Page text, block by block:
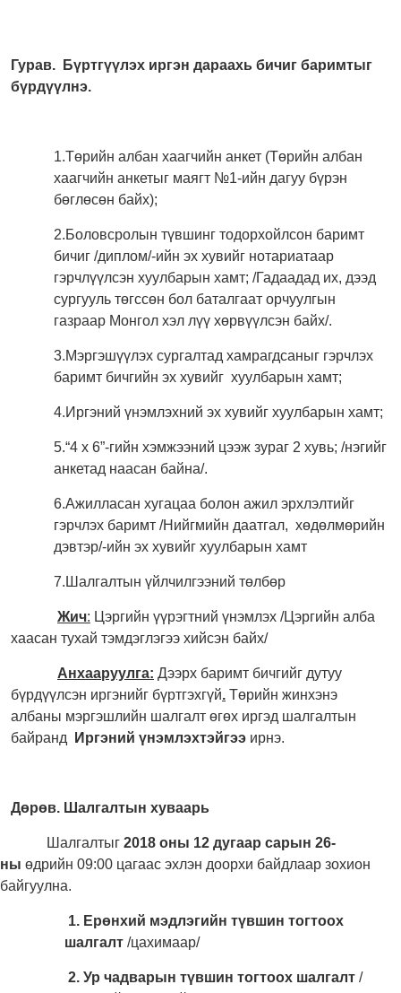
Гурав. Бүртгүүлэх иргэн дараахь бичиг баримтыг
бүрдүүлнэ.
1.Төрийн албан хаагчийн анкет (Төрийн албан
хаагчийн анкетыг маягт №1-ийн дагуу бүрэн
бөглөсөн байх);
2.Боловсролын түвшинг тодорхойлсон баримт
бичиг /диплом/-ийн эх хувийг нотариатаар
гэрчлүүлсэн хуулбарын хамт; /Гадаадад их, дээд
сургууль төгссөн бол баталгаат орчуулгын
газраар Монгол хэл лүү хөрвүүлсэн байх/.
3.Мэргэшүүлэх сургалтад хамрагдсаныг гэрчлэх
баримт бичгийн эх хувийг хуулбарын хамт;
4.Иргэний үнэмлэхний эх хувийг хуулбарын хамт;
5.“4 х 6”-гийн хэмжээний цээж зураг 2 хувь; /нэгийг
анкетад наасан байна/.
6.Ажилласан хугацаа болон ажил эрхлэлтийг
гэрчлэх баримт /Нийгмийн даатгал, хөдөлмөрийн
дэвтэр/-ийн эх хувийг хуулбарын хамт
7.Шалгалтын үйлчилгээний төлбөр
Жич: Цэргийн үүрэгтний үнэмлэх /Цэргийн алба
хаасан тухай тэмдэглэгээ хийсэн байх/
Анхааруулга: Дээрх баримт бичгийг дутуу
бүрдүүлсэн иргэнийг бүртгэхгүй. Төрийн жинхэнэ
албаны мэргэшлийн шалгалт өгөх иргэд шалгалтын
байранд
Иргэний үнэмлэхтэйгээ ирнэ.
Дөрөв. Шалгалтын хуваарь
Шалгалтыг 2018 оны 12 дугаар сарын 26-
ны өдрийн 09:00 цагаас эхлэн доорхи байдлаар зохион
байгуулна.
1. Ерөнхий мэдлэгийн түвшин тогтоох
шалгалт /цахимаар/
2. Ур чадварын түвшин тогтоох шалгалт /